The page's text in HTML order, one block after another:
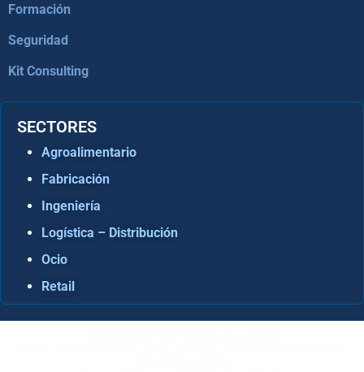
Formación
Seguridad
Kit Consulting
SECTORES
Agroalimentario
Fabricación
Ingeniería
Logística – Distribución
Ocio
Retail